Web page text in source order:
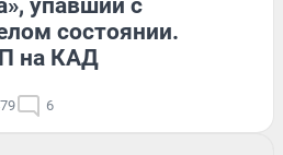
упавший с
состоянии.
на КАД
6